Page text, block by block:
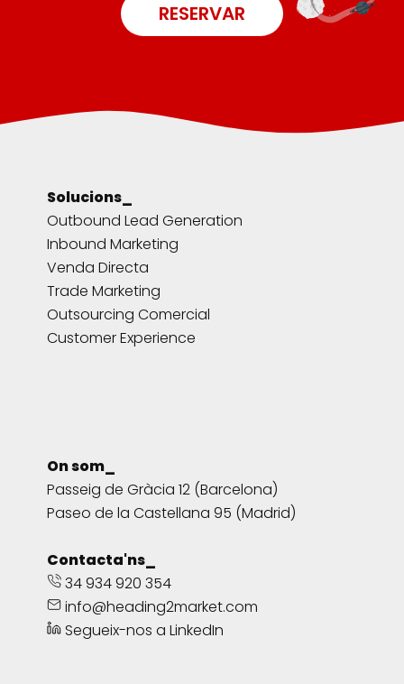
RESERVAR
Solucions_
Outbound Lead Generation
Inbound Marketing
Venda Directa
Trade Marketing
Outsourcing Comercial
Customer Experience
On som_
Passeig de Gràcia 12 (Barcelona)
Paseo de la Castellana 95 (Madrid)
Contacta'ns_
34 934 920 354
info@heading2market.com
Segueix-nos a LinkedIn